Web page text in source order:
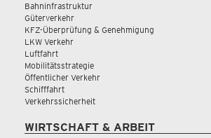
Bahninfrastruktur
Güterverkehr
KFZ-Überprüfung & Genehmigung
LKW Verkehr
Luftfahrt
Mobilitätsstrategie
Öffentlicher Verkehr
Schifffahrt
Verkehrssicherheit
WIRTSCHAFT & ARBEIT